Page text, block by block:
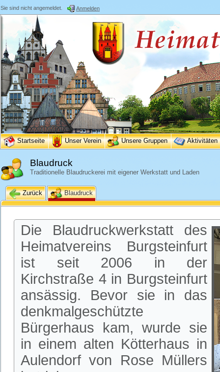
Sie sind nicht angemeldet. Anmelden
Startseite Unser Verein Unsere Gruppen Aktivitäten
Blaudruck
Traditionelle Blaudruckerei mit eigener Werkstatt und Laden
Zurück Blaudruck
Die Blaudruckwerkstatt des
Heimatvereins Burgsteinfurt
ist seit 2006 in der
Kirchstraße 4 in Burgsteinfurt
ansässig. Bevor sie in das
denkmalgeschützte
Bürgerhaus kam, wurde sie
in einem alten Kötterhaus in
Aulendorf von Rose Müllers